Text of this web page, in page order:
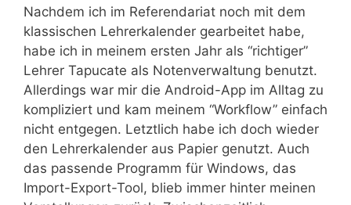
Nach­dem ich im Refe­ren­da­ri­at noch mit dem
klas­si­schen Leh­rer­ka­len­der gear­bei­tet habe,
habe ich in mei­nem ers­ten Jahr als “rich­ti­ger”
Leh­rer Tapu­ca­te als Noten­ver­wal­tung benutzt.
Aller­dings war mir die Android-App im All­tag zu
kom­pli­ziert und kam mei­nem “Work­flow” ein­fach
nicht ent­ge­gen. Letzt­lich habe ich doch wie­der
den Leh­rer­ka­len­der aus Papier genutzt. Auch
das pas­sen­de Pro­gramm für Win­dows, das
Import-Export-Tool, blieb immer hin­ter mei­nen